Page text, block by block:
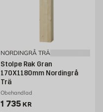
NORDINGRÅ TRÄ
Stolpe Rak Gran
170X1180mm Nordingrå
Trä
Obehandlad
Pris 1735 kr
1 735 KR